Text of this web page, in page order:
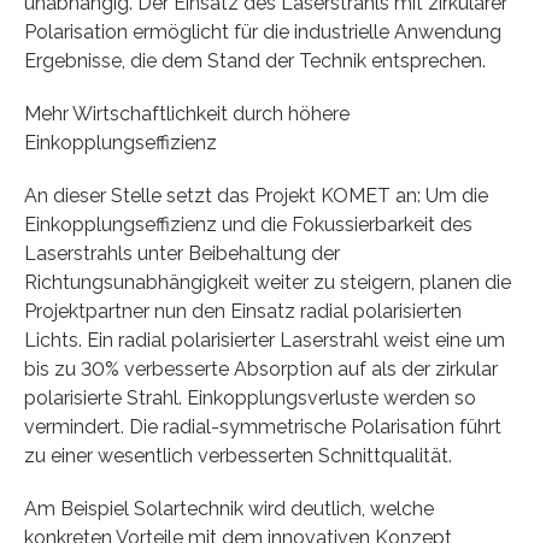
Polarisation ermöglicht für die industrielle Anwendung
Ergebnisse, die dem Stand der Technik entsprechen.
Mehr Wirtschaftlichkeit durch höhere
Einkopplungseffizienz
An dieser Stelle setzt das Projekt KOMET an: Um die
Einkopplungseffizienz und die Fokussierbarkeit des
Laserstrahls unter Beibehaltung der
Richtungsunabhängigkeit weiter zu steigern, planen die
Projektpartner nun den Einsatz radial polarisierten
Lichts. Ein radial polarisierter Laserstrahl weist eine um
bis zu 30% verbesserte Absorption auf als der zirkular
polarisierte Strahl. Einkopplungsverluste werden so
vermindert. Die radial-symmetrische Polarisation führt
zu einer wesentlich verbesserten Schnittqualität.
Am Beispiel Solartechnik wird deutlich, welche
konkreten Vorteile mit dem innovativen Konzept